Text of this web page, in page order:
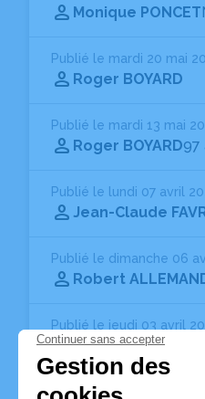
Monique PONCET
Publié le mardi 20 mai
Roger BOYARD
Publié le mardi 13 mai
Roger BOYARD97
Publié le lundi 07 avril
Jean-Claude
Publié le dimanche 06
Robert
Publié le jeudi 03 avril
Tommaso
Vous ne trouvez pas